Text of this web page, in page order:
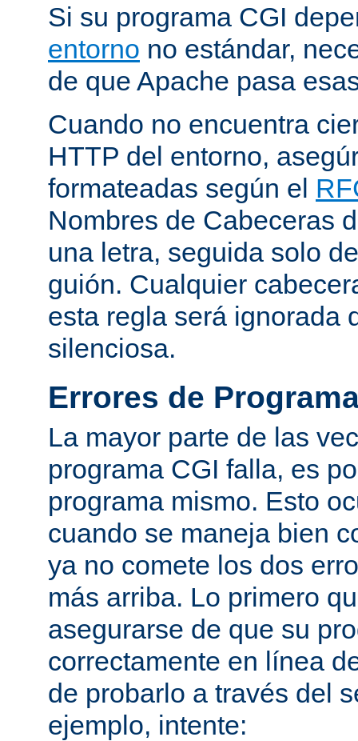
Si su programa CGI
entorno no estándar,
de que Apache pasa
Cuando no encuentra
HTTP del entorno,
formateadas según el
Nombres de Cabeceras
una letra, seguida solo
guión. Cualquier
esta regla será ignorada
silenciosa.
Errores de
La mayor parte de las
programa CGI falla, es
programa mismo. Esto
cuando se maneja bien
ya no comete los dos
más arriba. Lo primero
asegurarse de que su
correctamente en línea
de probarlo a través del
ejemplo, intente: